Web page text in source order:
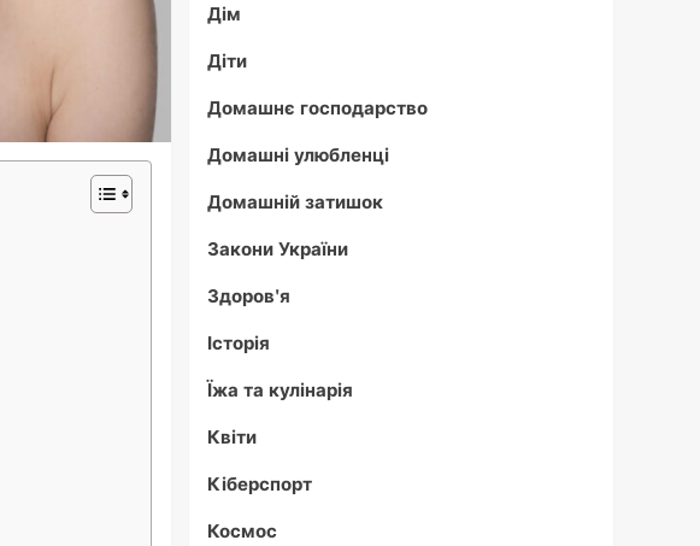
Дім
Діти
Домашнє господарство
Домашні улюбленці
Домашній затишок
Закони України
Здоров'я
Історія
Їжа та кулінарія
Квіти
Кіберспорт
Космос